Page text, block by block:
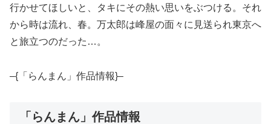
行かせてほしいと、タキにその熱い思いをぶつける。それ
から時は流れ、春。万太郎は峰屋の面々に見送られ東京へ
と旅立つのだった…。
–{「らんまん」作品情報}–
「らんまん」作品情報